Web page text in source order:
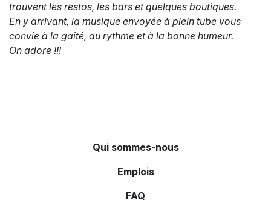
trouvent les restos, les bars et quelques boutiques.
En y arrivant, la musique envoyée à plein tube vous
convie à la gaité, au rythme et à la bonne humeur.
On adore !!!
Qui sommes-nous
Emplois
FAQ